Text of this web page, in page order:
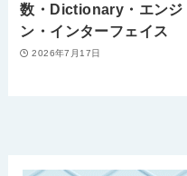
数・Dictionary・エンジ
ン・インターフェイス
2026年7月17日